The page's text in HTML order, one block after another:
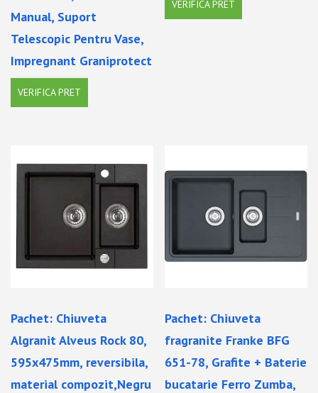
Manual, Suport
Telescopic Pentru Vase,
Impregnant Graniprotect
VERIFICA PRET
VERIFICA PRET
Pachet: Chiuveta
Algranit Alveus Rock 80,
595x475mm, reversibila,
material compozit,Negru
Pachet: Chiuveta
fragranite Franke BFG
651-78, Grafite + Baterie
bucatarie Ferro Zumba,